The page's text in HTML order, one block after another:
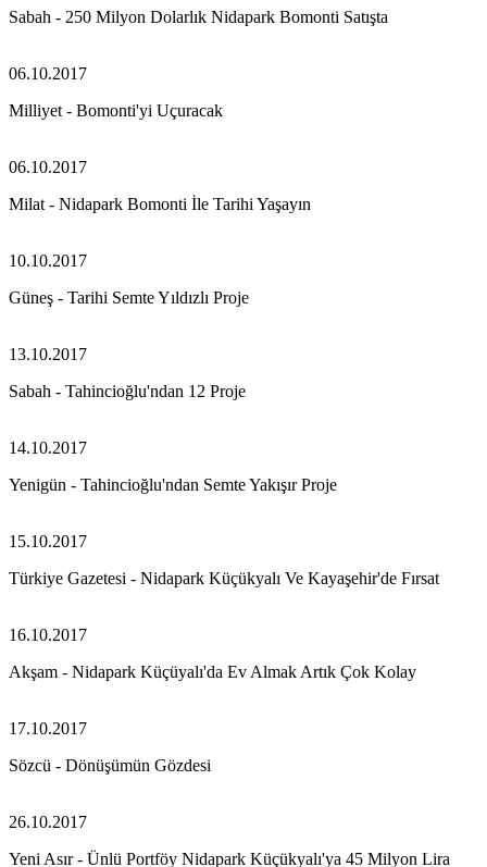
Sabah - 250 Milyon Dolarlık Nidapark Bomonti Satışta
06.10.2017
Milliyet - Bomonti'yi Uçuracak
06.10.2017
Milat - Nidapark Bomonti İle Tarihi Yaşayın
10.10.2017
Güneş - Tarihi Semte Yıldızlı Proje
13.10.2017
Sabah - Tahincioğlu'ndan 12 Proje
14.10.2017
Yenigün - Tahincioğlu'ndan Semte Yakışır Proje
15.10.2017
Türkiye Gazetesi - Nidapark Küçükyalı Ve Kayaşehir'de Fırsat
16.10.2017
Akşam - Nidapark Küçüyalı'da Ev Almak Artık Çok Kolay
17.10.2017
Sözcü - Dönüşümün Gözdesi
26.10.2017
Yeni Asır - Ünlü Portföy Nidapark Küçükyalı'ya 45 Milyon Lira